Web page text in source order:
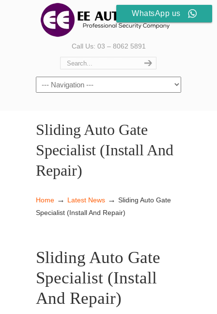
Call Us: 03 – 8062 5891
Sliding Auto Gate
Specialist (Install And
Repair)
Home → Latest News → Sliding Auto Gate
Specialist (Install And Repair)
Sliding Auto Gate
Specialist (Install
And Repair)
WhatsApp us